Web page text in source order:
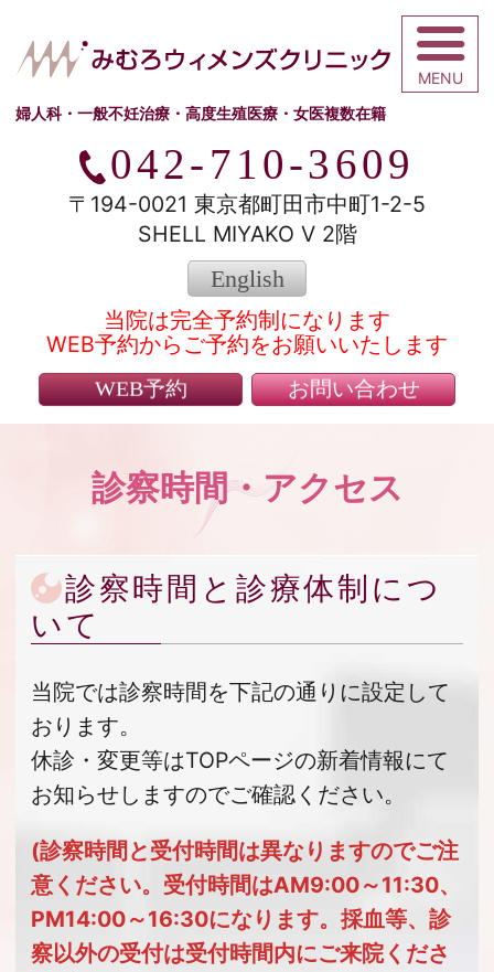
みむろウィメ
婦人科・一般不妊治療・高度生殖医療・女医複数在籍
042-710-3609
〒194-0021 東京都町田市中町1-2-5
SHELL MIYAKO V 2階
English
当院は完全予約制になります
WEB予約からご予約をお願いいたします
WEB予約 お問い合わせ
診察時間・アクセス
診察時間と診療体制につ
いて
当院では診察時間を下記の通りに設定して
おります。
休診・変更等はTOPページの新着情報にて
お知らせしますのでご確認ください。
(診察時間と受付時間は異なりますのでご注
意ください。受付時間はAM9:00～11:30、
PM14:00～16:30になります。採血等、診
察以外の受付は受付時間内にご来院くださ